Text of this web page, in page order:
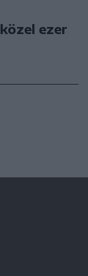
ezer